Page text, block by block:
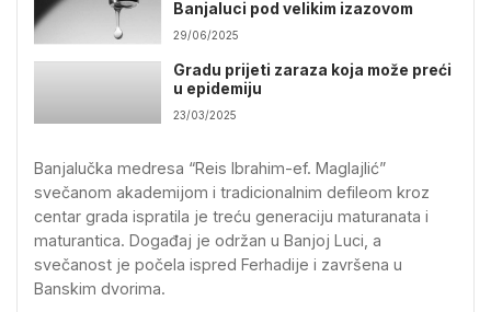
Banjaluci pod velikim izazovom
29/06/2025
Gradu prijeti zaraza koja može preći
u epidemiju
23/03/2025
Banjalučka medresa “Reis Ibrahim-ef. Maglajlić”
svečanom akademijom i tradicionalnim defileom kroz
centar grada ispratila je treću generaciju maturanata i
maturantica. Događaj je održan u Banjoj Luci, a
svečanost je počela ispred Ferhadije i završena u
Banskim dvorima.